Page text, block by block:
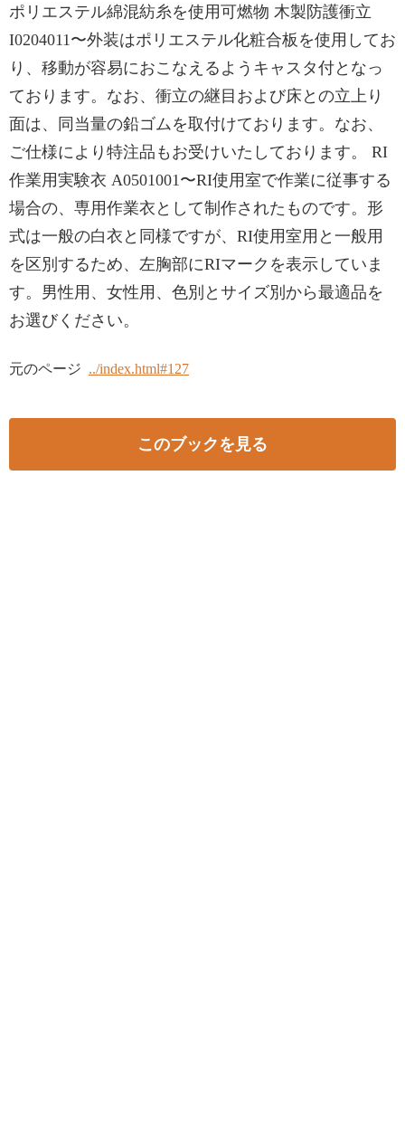
ポリエステル綿混紡糸を使用可燃物 木製防護衝立
I0204011〜外装はポリエステル化粧合板を使用してお
り、移動が容易におこなえるようキャスタ付となっ
ております。なお、衝立の継目および床との立上り
面は、同当量の鉛ゴムを取付けております。なお、
ご仕様により特注品もお受けいたしております。 RI
作業用実験衣 A0501001〜RI使用室で作業に従事する
場合の、専用作業衣として制作されたものです。形
式は一般の白衣と同様ですが、RI使用室用と一般用
を区別するため、左胸部にRIマークを表示していま
す。男性用、女性用、色別とサイズ別から最適品を
お選びください。
元のページ ../index.html#127
このブックを見る